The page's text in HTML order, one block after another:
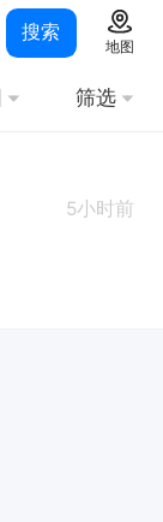
搜索
地图
筛选
5小时前